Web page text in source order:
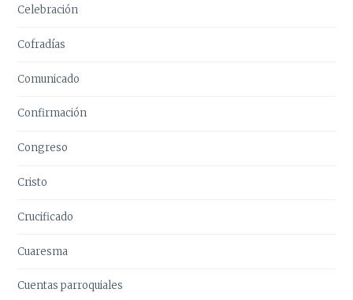
Celebración
Cofradías
Comunicado
Confirmación
Congreso
Cristo
Crucificado
Cuaresma
Cuentas parroquiales